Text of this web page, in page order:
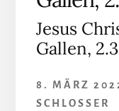
Jesus
Gallen,
8. MÄRZ
SCHLOSSER